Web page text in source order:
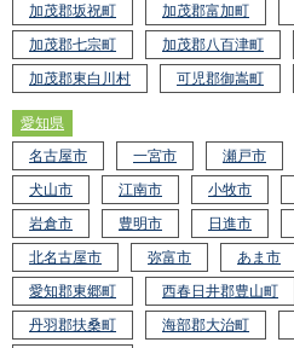
加茂郡坂祝町
加茂郡富加町
加茂郡七宗町
加茂郡八百津町
加茂郡東白川村
可児郡御嵩町
愛知県
名古屋市
一宮市 瀬戸市
犬山市
江南市 小牧市
岩倉市
豊明市 日進市
北名古屋市
弥富市 あま市
愛知郡東郷町
西春日井郡豊山町
丹羽郡扶桑町
海部郡大治町